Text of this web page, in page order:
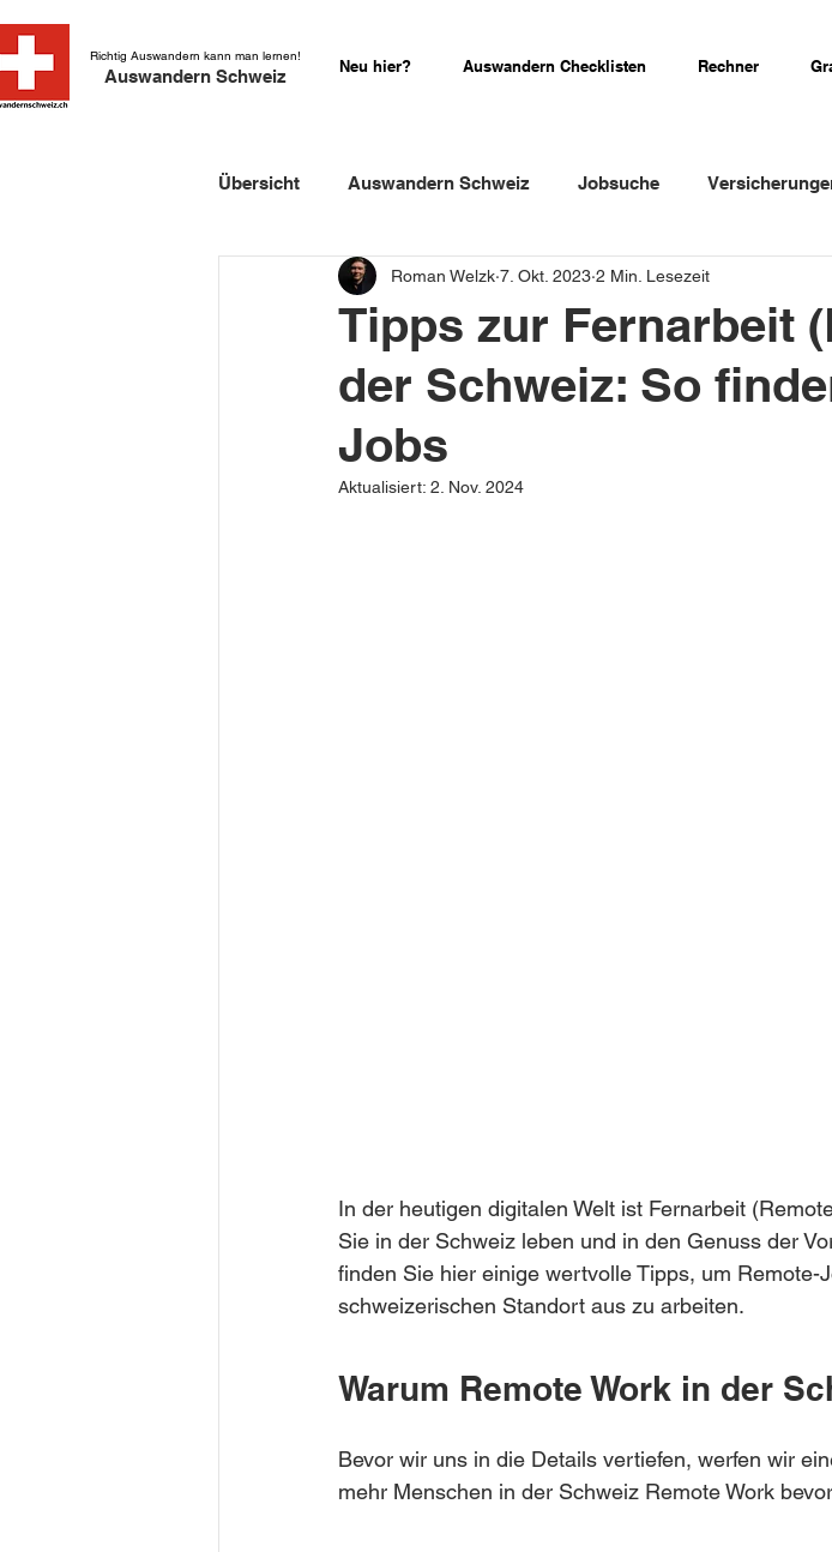
Richtig Auswandern kann man lernen!
Auswandern Schweiz Neu hier? Auswandern Checklisten Rechner
Übersicht Auswandern Schweiz Jobsuche
Einbürgerung Schweiz Schweizer Firmenportraits
Schweizer Kurzgeschichten Erfahrungsberichte
Tipps zur Fernarbeit
der Schweiz: So
Jobs
Roman Welzk 7. Okt. 2023 2 Min. Lesezeit
Aktualisiert: 2. Nov. 2024
In der heutigen digitalen Welt ist Fernarbeit
Sie in der Schweiz leben und in den Genuss der
finden Sie hier einige wertvolle Tipps, um Remote-
schweizerischen Standort aus zu arbeiten.
Warum Remote Work in der
Bevor wir uns in die Details vertiefen, werfen wir
mehr Menschen in der Schweiz Remote Work